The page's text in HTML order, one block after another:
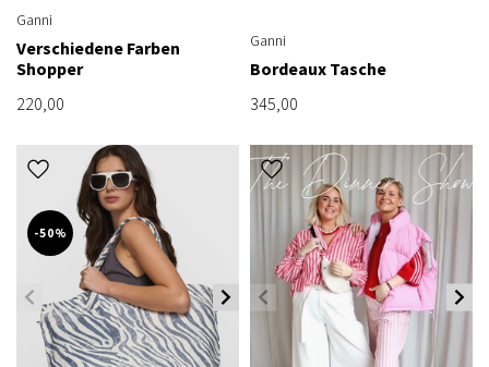
Ganni
Verschiedene Farben
Shopper
220,00
Ganni
Bordeaux Tasche
345,00
-50%